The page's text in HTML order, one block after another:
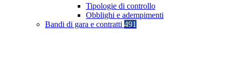
Tipologie di controllo
Obblighi e adempimenti
Bandi di gara e contratti 491